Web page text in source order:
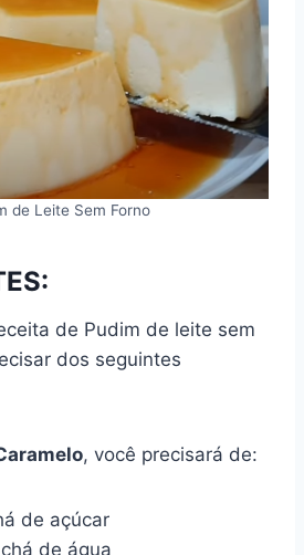
de Leite Sem Forno
de Pudim de leite sem
dos seguintes
, você precisará de:
de açúcar
de água